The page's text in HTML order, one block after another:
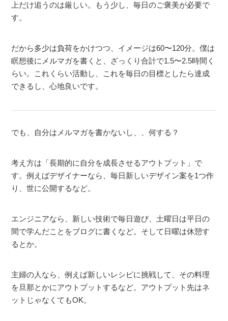
上だけ追うのは厳しい。もう少し、毎日のご褒美が必要で
す。
だから多少は負荷をかけつつ、イメージは60〜120分。僕は
瞑想後にメルマガを書くと、ざっくり合計で1.5〜2.5時間く
らい。これくらい活動し、これを毎日の目標としたら達成
できるし、心地良いです。
でも、自分はメルマガを書かないし、、何する？
考え方は「長期的に自分を成長させるアウトプット」で
す。例えばデザイナーなら、毎日新しいデザイン案を1つ作
り、世に公開するなど。
エンジニアなら、新しい技術で毎日遊び、土曜日は平日の
間で学んだことをブログに書くなど。そして日曜は休憩す
るとか。
主婦の人なら、例えば新しいレシピに挑戦して、その料理
を旦那とかにアウトプットするなど。アウトプット先はネ
ットじゃなくてもOK。